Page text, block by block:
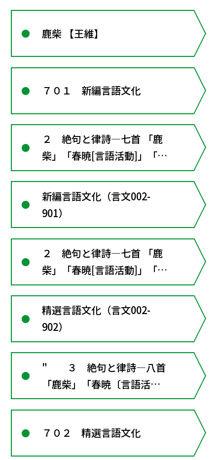
鹿柴 【王維】
７０１ 新編言語文化
２ 絶句と律詩―七首 「鹿
柴」「春暁[言語活動]」「黄
鶴楼送孟浩然之広陵」「贈汪
倫」「涼州詞」「春望」〈漢
詩と日本文学〉〔言語活動〕
訳詩を書く■漢文の窓２･･･
漢詩の形式ときまり
新編言語文化（言文002-
901）
２ 絶句と律詩―七首 「鹿
柴」「春暁[言語活動]」「黄
鶴楼送孟浩然之広陵」「贈汪
倫」「涼州詞」「春望」
〔言語活動〕訳詩を書く ■
きまり
精選言語文化（言文002-
902）
" ３ 絶句と律詩―八首
「鹿柴」「春暁〔言語活
動〕」「送元二使安西」「黄
詞」「春望」「香炉峰下、新
７０２ 精選言語文化